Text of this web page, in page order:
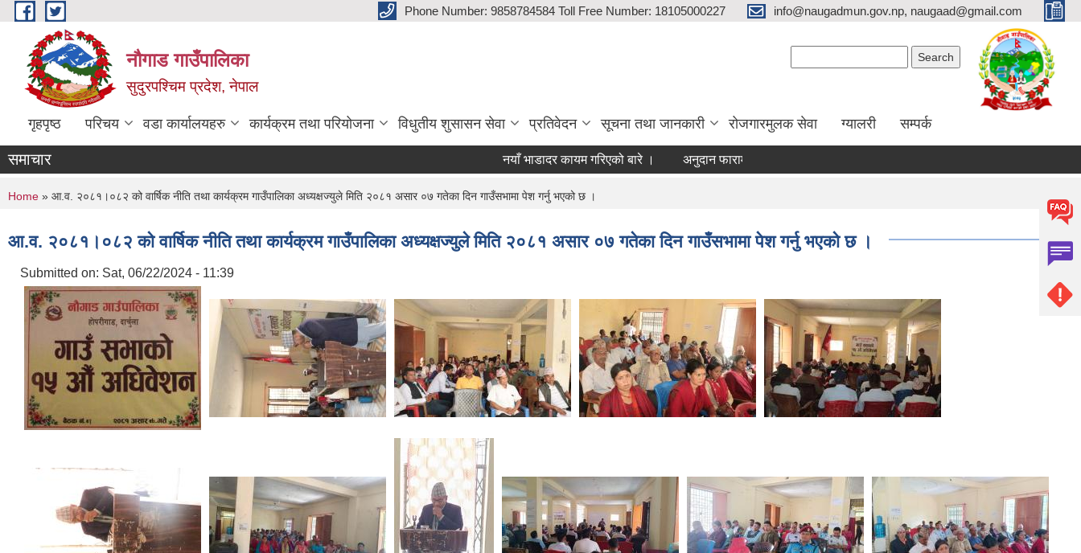
Skip to main content Phone Number: 9858784584 Toll Free Number: 18105000227 info@naugadmun.gov.np, naugaad@gmail.com
नौगाड गाउँपालिका
सुदुरपश्चिम प्रदेश, नेपाल
गृहपृष्ठ परिचय वडा कार्यालयहरु कार्यक्रम तथा परियोजना विधुतीय शुसासन सेवा प्रतिवेदन सूचना तथा जानकारी रोजगारमुलक सेवा ग्यालरी सम्पर्क
समाचार नयाँ भाडादर कायम गरिएको बारे । अनुदान फाराम
You are here
Home » आ.व. २०८१।०८२ को वार्षिक नीति तथा कार्यक्रम गाउँपालिका अध्यक्षज्युले मिति २०८१ असार ०७ गतेका दिन गाउँसभामा पेश गर्नु भएको छ ।
आ.व. २०८१।०८२ को वार्षिक नीति तथा कार्यक्रम गाउँपालिका अध्यक्षज्युले मिति २०८१ असार ०७ गतेका दिन गाउँसभामा पेश गर्नु भएको छ ।
Submitted on: Sat, 06/22/2024 - 11:39